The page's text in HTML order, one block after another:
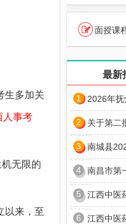
生多加关
人事考
无限的
以来，至
面授课
最新
1 2026年
2 关于第二
3 南城县
4 南昌市第
5 江西中医
6 江西中医